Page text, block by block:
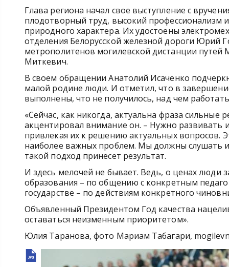
Глава региона начал свое выступление с
плодотворный труд, высокий профессионализм
природного характера. Их удостоены
отделения Белорусской железной дороги Юрий
метрополитенов могилевской дистанции путей
Миткевич.
В своем обращении Анатолий Исаченко
малой родине люди. И отметил, что в
выполнены, что не получилось, над чем
«Сейчас, как никогда, актуальна фраза сильные
акцентировал внимание он. – Нужно развивать
привлекая их к решению актуальных вопросов.
наиболее важных проблем. Мы должны слушать
такой подход принесет результат.
И здесь мелочей не бывает. Ведь, о ценах люди
образования – по общению с конкретным
государстве – по действиям конкретного
Объявленный Президентом Год качества
оставаться неизменным приоритетом».
Юлия Таранова, фото Мариам Табагари,